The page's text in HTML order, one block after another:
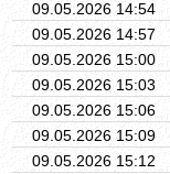
09.05.2026 14:54
09.05.2026 14:57
09.05.2026 15:00
09.05.2026 15:03
09.05.2026 15:06
09.05.2026 15:09
09.05.2026 15:12